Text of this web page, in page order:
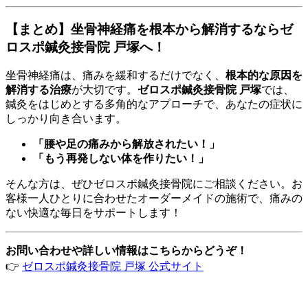
【まとめ】坐骨神経痛を根本から解消するならゼ
ロスポ鍼灸接骨院 戸塚へ！
坐骨神経痛は、痛みを緩和するだけでなく、 根本的な原因を
解消する治療が大切です。 ゼロスポ鍼灸接骨院 戸塚では、
鍼灸をはじめとする多角的なアプローチで、あなたの症状に
しっかり向き合います。
「腰や足の痛みから解放されたい！」
「もう再発しない体を作りたい！」
そんな方は、ぜひゼロスポ鍼灸接骨院にご相談ください。お
客様一人ひとりに合わせたオーダーメイドの施術で、痛みの
ない快適な毎日をサポートします！
お問い合わせや詳しい情報はこちらからどうぞ！
👉 ゼロスポ鍼灸接骨院 戸塚 公式サイト